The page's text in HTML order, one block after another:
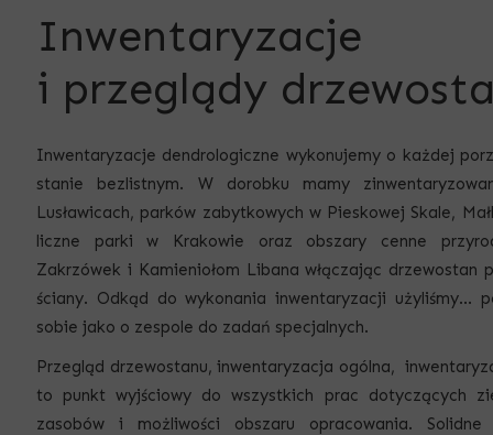
Przegląd drzewostanu, inwentaryzacja ogólna,
to punkt wyjściowy do wszystkich prac dotyczących
zasobów i możliwości obszaru opracowania.
Inwentaryzacje dendrologiczne wykonujemy o każdej
stanie bezlistnym. W dorobku mamy
Lusławicach, parków zabytkowych w Pieskowej Skale,
liczne parki w Krakowie oraz obszary cenne
Zakrzówek i Kamieniołom Libana włączając drzewostan
ściany. Odkąd do wykonania inwentaryzacji użyliśmy...
sobie jako o zespole do zadań specjalnych.
Inwentaryzacje
i przeglądy